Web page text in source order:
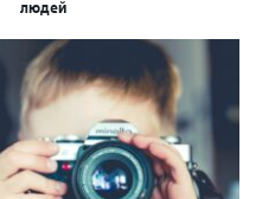
людей